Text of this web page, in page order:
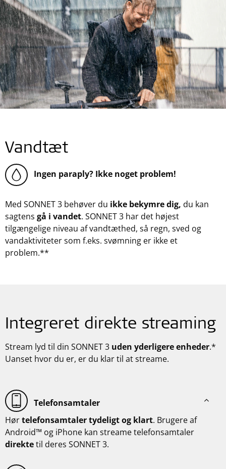
Vandtæt
Ingen paraply? Ikke noget problem!
Med SONNET 3 behøver du ikke bekymre dig, du kan
sagtens gå i vandet. SONNET 3 har det højest
tilgængelige niveau af vandtæthed, så regn, sved og
vandaktiviteter som f.eks. svømning er ikke et
problem.**
Integreret direkte streaming
Stream lyd til din SONNET 3 uden yderligere enheder.*
Uanset hvor du er, er du klar til at streame.
Telefonsamtaler
Hørtelefonsamtalertydeligt og klart. Brugere af
Android™ og iPhone kan streame telefonsamtaler
direktetil deres SONNET 3.